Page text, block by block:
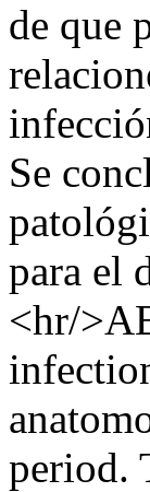
de que
Se
para el
<hr/
period.